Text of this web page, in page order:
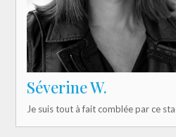
Séverine W.
Je suis tout à fait comblée par ce